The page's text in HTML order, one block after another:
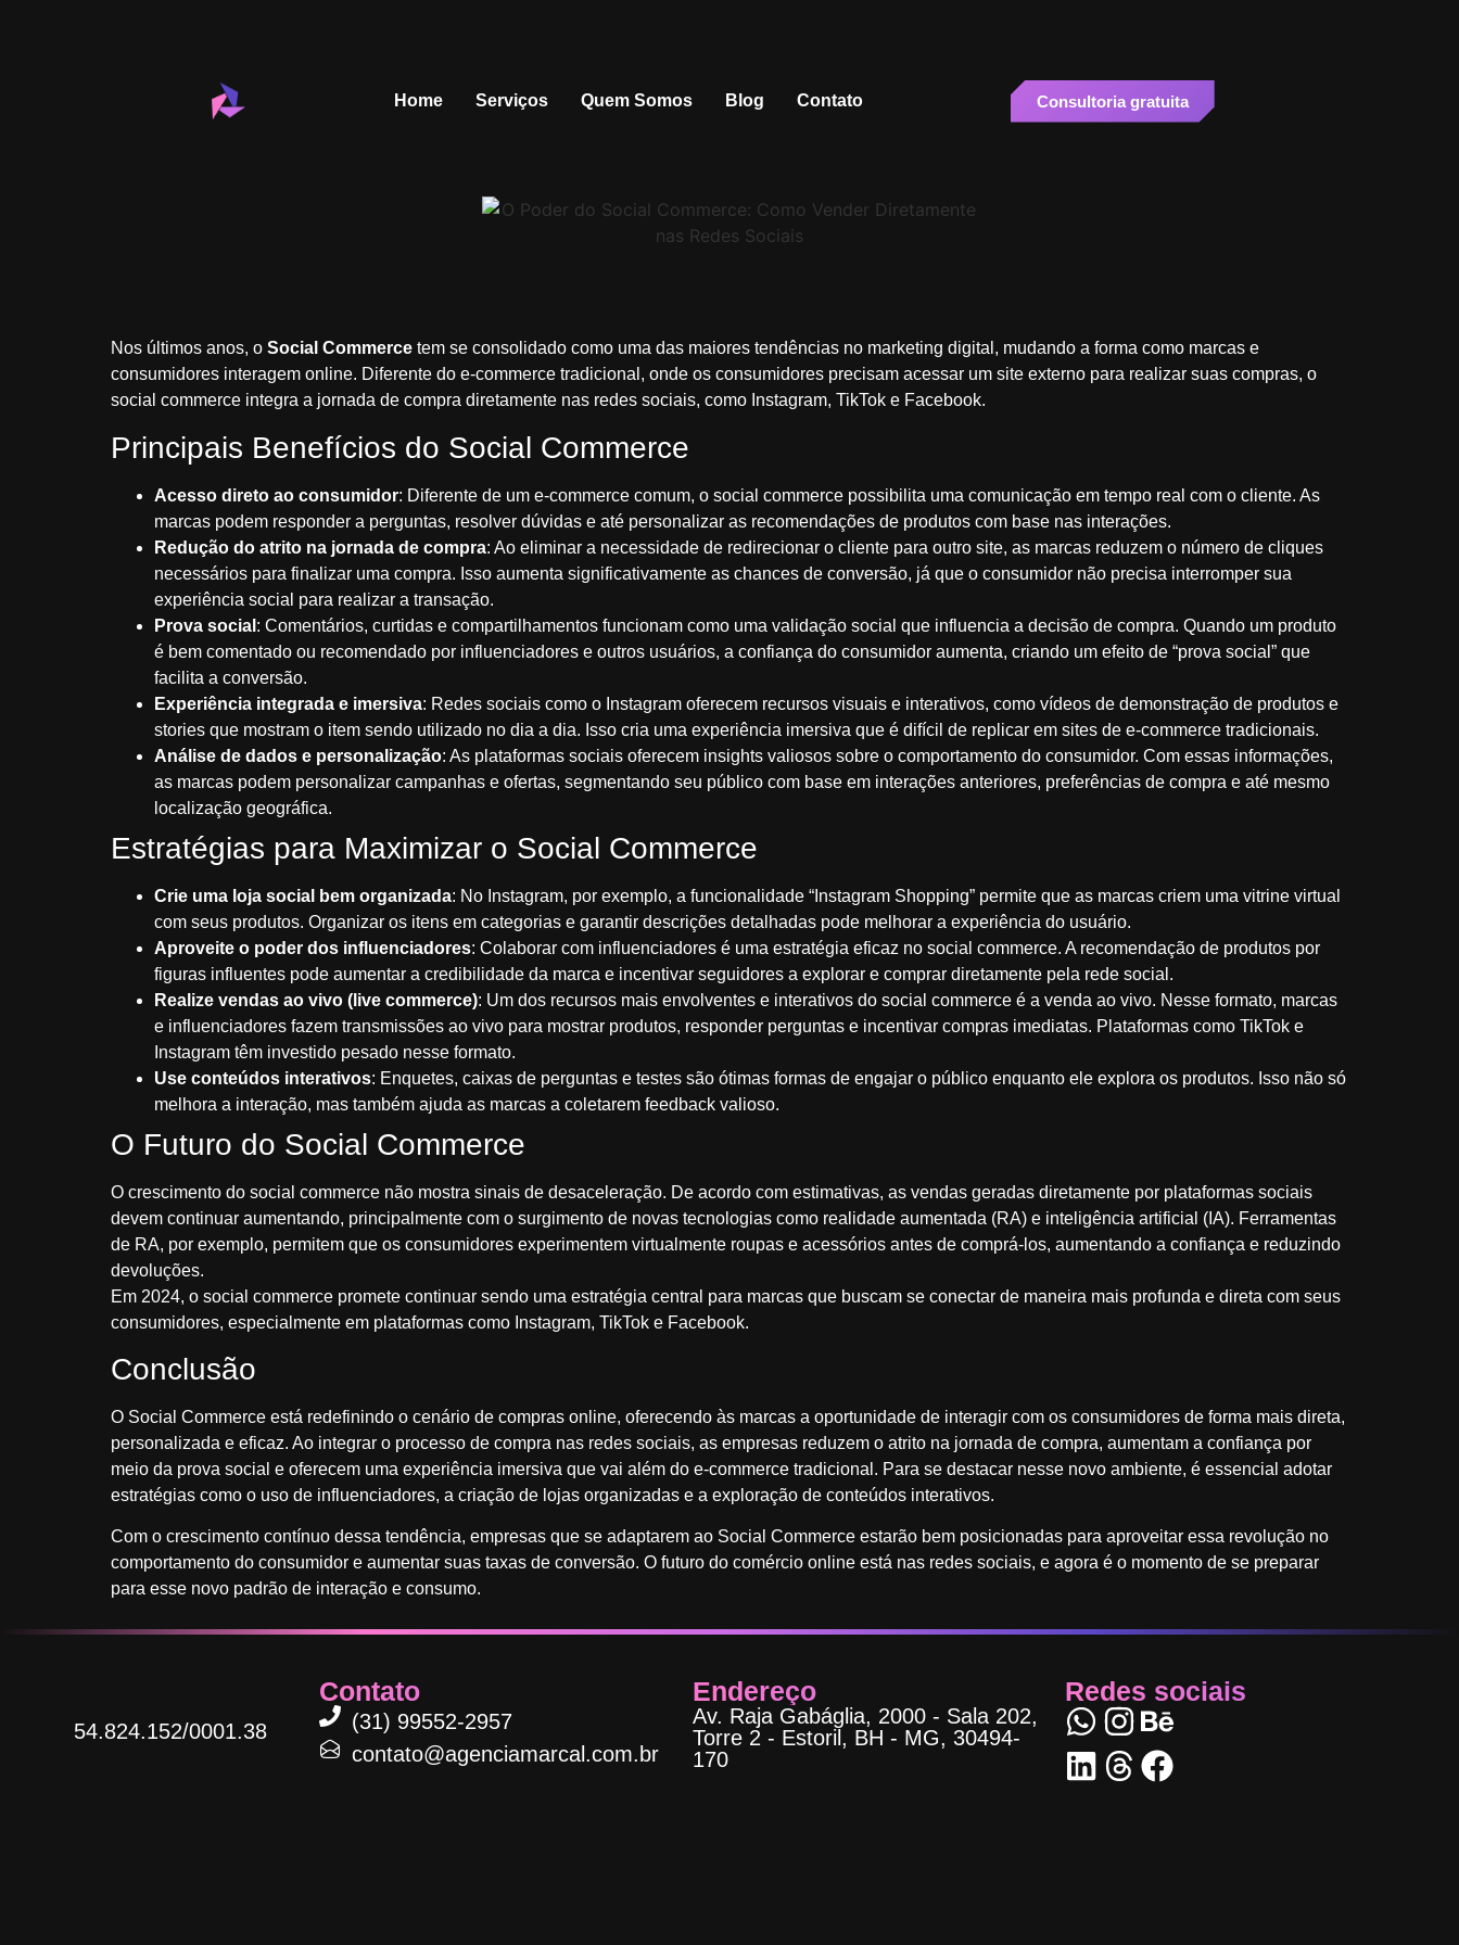
Home Serviços Quem Somos Blog Contato Consultoria gratuita
Nos últimos anos, o Social Commerce tem se consolidado como uma das maiores tendências no marketing digital, mudando a forma como marcas e
consumidores interagem online. Diferente do e-commerce tradicional, onde os consumidores precisam acessar um site externo para realizar suas compras, o
social commerce integra a jornada de compra diretamente nas redes sociais, como Instagram, TikTok e Facebook.
Principais Benefícios do Social Commerce
Acesso direto ao consumidor: Diferente de um e-commerce comum, o social commerce possibilita uma comunicação em tempo real com o cliente. As
marcas podem responder a perguntas, resolver dúvidas e até personalizar as recomendações de produtos com base nas interações.
Redução do atrito na jornada de compra: Ao eliminar a necessidade de redirecionar o cliente para outro site, as marcas reduzem o número de cliques
necessários para finalizar uma compra. Isso aumenta significativamente as chances de conversão, já que o consumidor não precisa interromper sua
experiência social para realizar a transação.
Prova social : Comentários, curtidas e compartilhamentos funcionam como uma validação social que influencia a decisão de compra. Quando um produto
é bem comentado ou recomendado por influenciadores e outros usuários, a confiança do consumidor aumenta, criando um efeito de “prova social” que
facilita a conversão.
Experiência integrada e imersiva: Redes sociais como o Instagram oferecem recursos visuais e interativos, como vídeos de demonstração de produtos e
stories que mostram o item sendo utilizado no dia a dia. Isso cria uma experiência imersiva que é difícil de replicar em sites de e-commerce tradicionais.
Análise de dados e personalização: As plataformas sociais oferecem insights valiosos sobre o comportamento do consumidor. Com essas informações,
as marcas podem personalizar campanhas e ofertas, segmentando seu público com base em interações anteriores, preferências de compra e até mesmo
localização geográfica.
Estratégias para Maximizar o Social Commerce
Crie uma loja social bem organizada: No Instagram, por exemplo, a funcionalidade “Instagram Shopping” permite que as marcas criem uma vitrine virtual
com seus produtos. Organizar os itens em categorias e garantir descrições detalhadas pode melhorar a experiência do usuário.
Aproveite o poder dos influenciadores: Colaborar com influenciadores é uma estratégia eficaz no social commerce. A recomendação de produtos por
figuras influentes pode aumentar a credibilidade da marca e incentivar seguidores a explorar e comprar diretamente pela rede social.
Realize vendas ao vivo (live commerce): Um dos recursos mais envolventes e interativos do social commerce é a venda ao vivo. Nesse formato, marcas
e influenciadores fazem transmissões ao vivo para mostrar produtos, responder perguntas e incentivar compras imediatas. Plataformas como TikTok e
Instagram têm investido pesado nesse formato.
Use conteúdos interativos: Enquetes, caixas de perguntas e testes são ótimas formas de engajar o público enquanto ele explora os produtos. Isso não só
melhora a interação, mas também ajuda as marcas a coletarem feedback valioso.
O Futuro do Social Commerce
O crescimento do social commerce não mostra sinais de desaceleração. De acordo com estimativas, as vendas geradas diretamente por plataformas sociais
devem continuar aumentando, principalmente com o surgimento de novas tecnologias como realidade aumentada (RA) e inteligência artificial (IA). Ferramentas
de RA, por exemplo, permitem que os consumidores experimentem virtualmente roupas e acessórios antes de comprá-los, aumentando a confiança e reduzindo
devoluções.
Em 2024, o social commerce promete continuar sendo uma estratégia central para marcas que buscam se conectar de maneira mais profunda e direta com seus
consumidores, especialmente em plataformas como Instagram, TikTok e Facebook.
Conclusão
O Social Commerce está redefinindo o cenário de compras online, oferecendo às marcas a oportunidade de interagir com os consumidores de forma mais direta,
personalizada e eficaz. Ao integrar o processo de compra nas redes sociais, as empresas reduzem o atrito na jornada de compra, aumentam a confiança por
meio da prova social e oferecem uma experiência imersiva que vai além do e-commerce tradicional. Para se destacar nesse novo ambiente, é essencial adotar
estratégias como o uso de influenciadores, a criação de lojas organizadas e a exploração de conteúdos interativos.
Com o crescimento contínuo dessa tendência, empresas que se adaptarem ao Social Commerce estarão bem posicionadas para aproveitar essa revolução no
comportamento do consumidor e aumentar suas taxas de conversão. O futuro do comércio online está nas redes sociais, e agora é o momento de se preparar
para esse novo padrão de interação e consumo.
54.824.152/0001.38​
Contato
(31) 99552-2957
contato@agenciamarcal.com.br
Endereço
Av. Raja Gabáglia, 2000 - Sala 202,
Torre 2 - Estoril, BH - MG, 30494-
170
Redes sociais